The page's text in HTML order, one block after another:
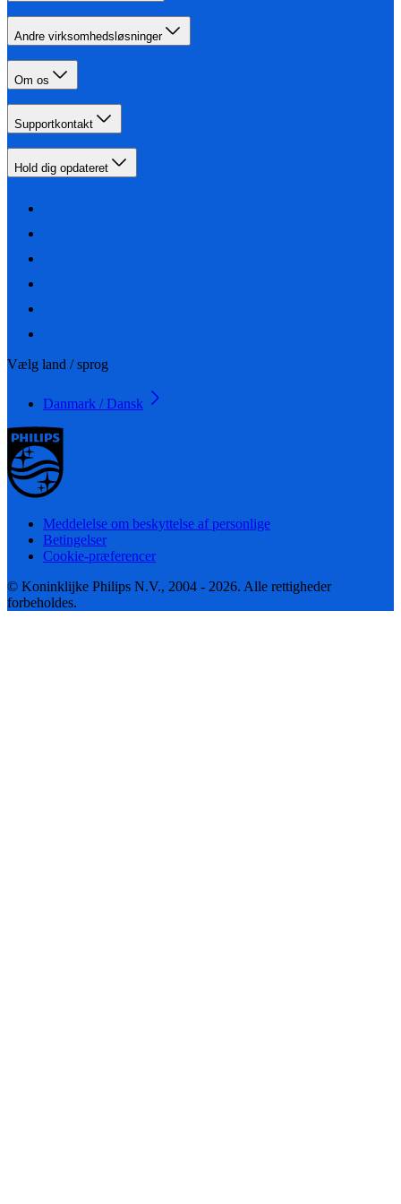
Andre virksomhedsløsninger
Om os
Supportkontakt
Hold dig opdateret
Vælg land / sprog
Danmark / Dansk
Meddelelse om beskyttelse af personlige
Betingelser
Cookie-præferencer
© Koninklijke Philips N.V., 2004 - 2026. Alle rettigheder
forbeholdes.